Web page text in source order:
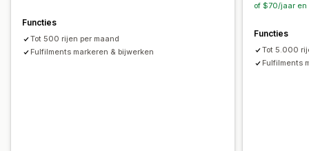
SKU-toewijzing
Functies
Tot 500 rijen per maand
Fulfilments markeren & bijwerken
of $70/jaar en
Functies
Tot 5.000
Fulfilments